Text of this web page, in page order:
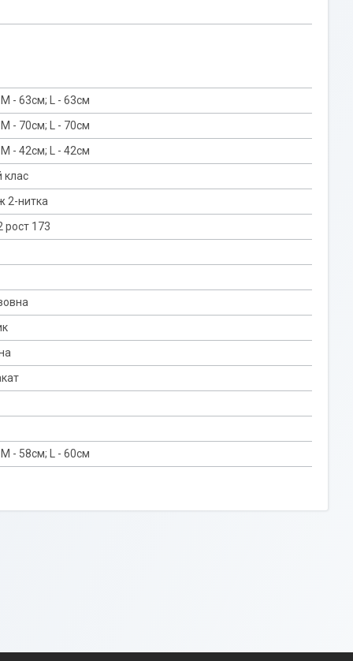
- 63см; L - 63см
- 70см; L - 70см
- 42см; L - 42см
клас
2-нитка
рост 173
- 58см; L - 60см